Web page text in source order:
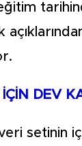
İÇİN DEV
setinin